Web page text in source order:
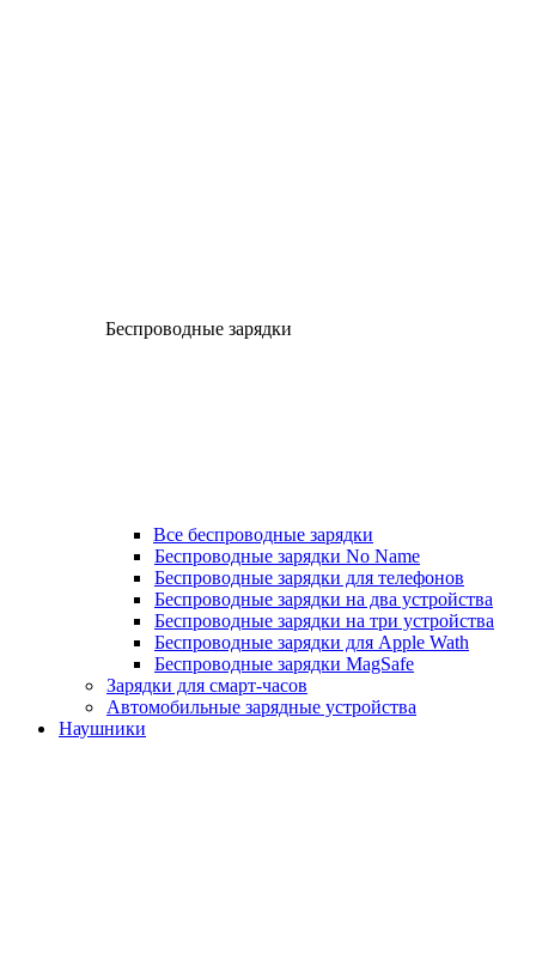
Беспроводные зарядки
Все беспроводные зарядки
Беспроводные зарядки No Name
Беспроводные зарядки для телефонов
Беспроводные зарядки на два устройства
Беспроводные зарядки на три устройства
Беспроводные зарядки для Apple Wath
Беспроводные зарядки MagSafe
Зарядки для смарт-часов
Автомобильные зарядные устройства
Наушники